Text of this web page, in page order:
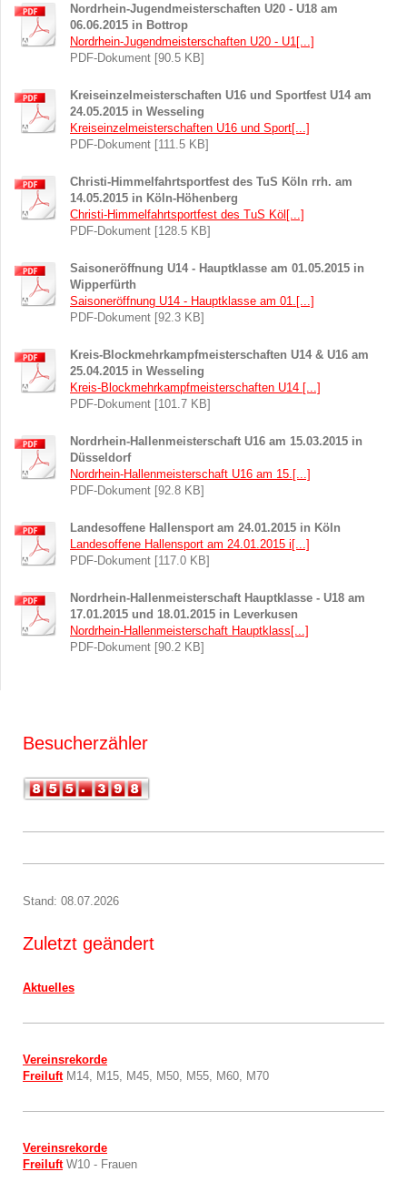
Nordrhein-Jugendmeisterschaften U20 - U18 am
06.06.2015 in Bottrop
Nordrhein-Jugendmeisterschaften U20 - U1[...]
PDF-Dokument [90.5 KB]
Kreiseinzelmeisterschaften U16 und Sportfest U14 am
24.05.2015 in Wesseling
Kreiseinzelmeisterschaften U16 und Sport[...]
PDF-Dokument [111.5 KB]
Christi-Himmelfahrtsportfest des TuS Köln rrh. am
14.05.2015 in Köln-Höhenberg
Christi-Himmelfahrtsportfest des TuS Köl[...]
PDF-Dokument [128.5 KB]
Saisoneröffnung U14 - Hauptklasse am 01.05.2015 in
Wipperfürth
Saisoneröffnung U14 - Hauptklasse am 01.[...]
PDF-Dokument [92.3 KB]
Kreis-Blockmehrkampfmeisterschaften U14 & U16 am
25.04.2015 in Wesseling
Kreis-Blockmehrkampfmeisterschaften U14 [...]
PDF-Dokument [101.7 KB]
Nordrhein-Hallenmeisterschaft U16 am 15.03.2015 in
Düsseldorf
Nordrhein-Hallenmeisterschaft U16 am 15.[...]
PDF-Dokument [92.8 KB]
Landesoffene Hallensport am 24.01.2015 in Köln
Landesoffene Hallensport am 24.01.2015 i[...]
PDF-Dokument [117.0 KB]
Nordrhein-Hallenmeisterschaft Hauptklasse - U18 am
17.01.2015 und 18.01.2015 in Leverkusen
Nordrhein-Hallenmeisterschaft Hauptklass[...]
PDF-Dokument [90.2 KB]
Besucherzähler
Stand: 08.07.2026
Zuletzt geändert
Aktuelles
Vereinsrekorde
FreiluftM14, M15, M45, M50, M55, M60, M70
Vereinsrekorde
FreiluftW10 - Frauen